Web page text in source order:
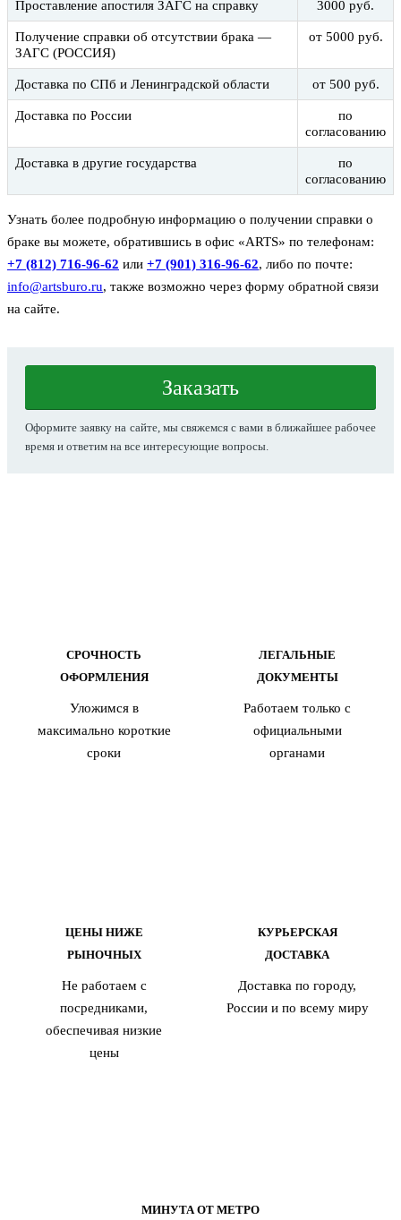
Проставление апостиля ЗАГС на справку 3000 руб.
Получение справки об отсутствии брака —
ЗАГС (РОССИЯ)
от 5000 руб.
Доставка по СПб и Ленинградской области от 500 руб.
Доставка по России
по
согласованию
Доставка в другие государства
по
согласованию
Узнать более подробную информацию о получении справки о
браке вы можете, обратившись в офис «ARTS» по телефонам:
+7 (812) 716-96-62 или +7 (901) 316-96-62, либо по почте:
info@artsburo.ru, также возможно через форму обратной связи
на сайте.
Заказать
Оформите заявку на сайте, мы свяжемся с вами в ближайшее рабочее
время и ответим на все интересующие вопросы.
СРОЧНОСТЬ
ОФОРМЛЕНИЯ
Уложимся в
максимально короткие
сроки
ЛЕГАЛЬНЫЕ
ДОКУМЕНТЫ
Работаем только с
официальными
органами
ЦЕНЫ НИЖЕ
РЫНОЧНЫХ
Не работаем с
посредниками,
обеспечивая низкие
цены
КУРЬЕРСКАЯ
ДОСТАВКА
Доставка по городу,
России и по всему миру
МИНУТА ОТ МЕТРО